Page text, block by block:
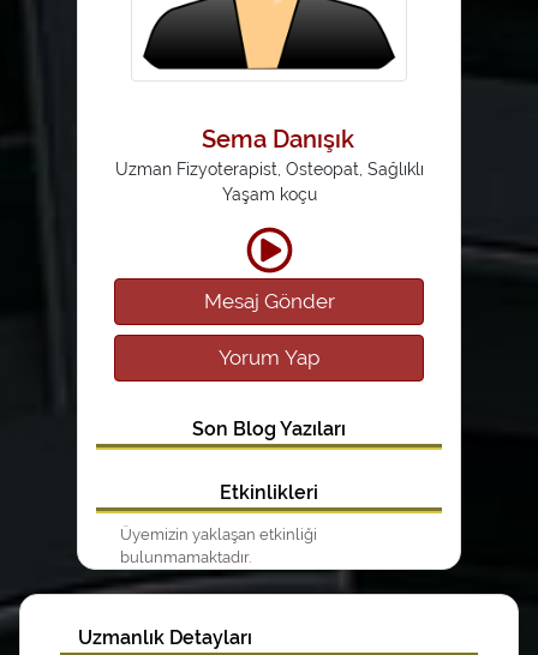
Sema Danışık
Uzman Fizyoterapist, Osteopat, Sağlıklı
Yaşam koçu
Mesaj Gönder
Yorum Yap
Son Blog Yazıları
Etkinlikleri
Üyemizin yaklaşan etkinliği
bulunmamaktadır.
Uzmanlık Detayları